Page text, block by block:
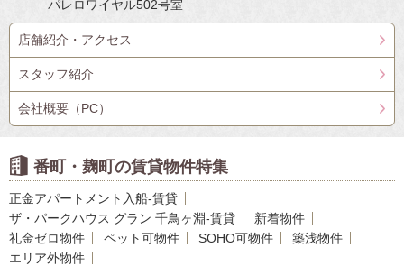
パレロワイヤル502号室
店舗紹介・アクセス
スタッフ紹介
会社概要（PC）
番町・麹町の賃貸物件特集
正金アパートメント入船-賃貸
ザ・パークハウス グラン 千鳥ヶ淵-賃貸
新着物件
礼金ゼロ物件
ペット可物件 SOHO可物件
築浅物件
エリア外物件